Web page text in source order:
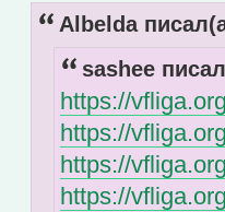
Albelda
sashee
https://
https://
https://
https://